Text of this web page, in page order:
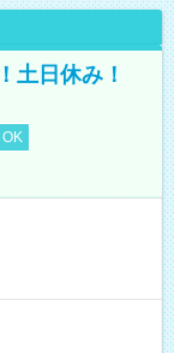
土日休み！